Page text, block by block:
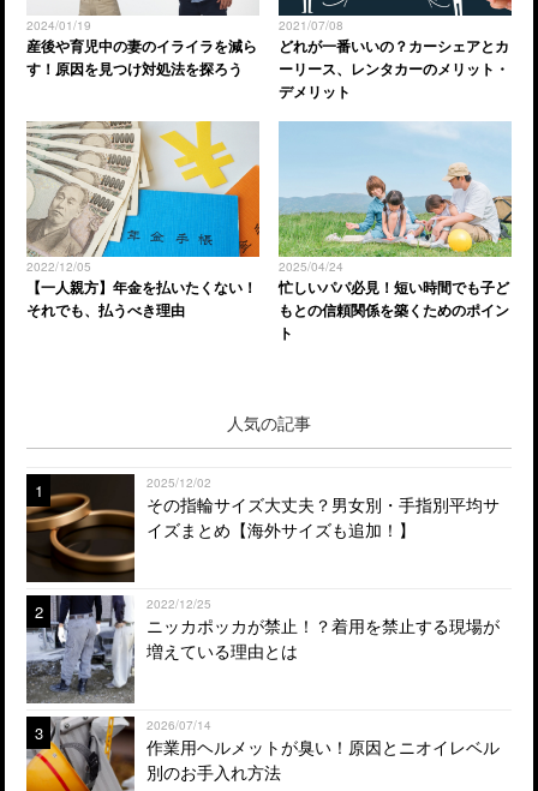
2024/01/19
産後や育児中の妻のイライラを減ら
す！原因を見つけ対処法を探ろう
2021/07/08
どれが一番いいの？カーシェアとカ
ーリース、レンタカーのメリット・
デメリット
2022/12/05
【一人親方】年金を払いたくない！
それでも、払うべき理由
2025/04/24
忙しいパパ必見！短い時間でも子ど
もとの信頼関係を築くためのポイン
ト
人気の記事
1 2025/12/02
その指輪サイズ大丈夫？男女別・手指別平均サ
イズまとめ【海外サイズも追加！】
2 2022/12/25
ニッカポッカが禁止！？着用を禁止する現場が
増えている理由とは
3 2026/07/14
作業用ヘルメットが臭い！原因とニオイレベル
別のお手入れ方法